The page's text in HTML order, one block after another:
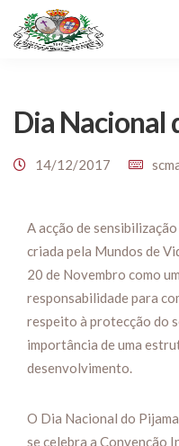
Dia Nacional
14/12/2017
A acção de
criada pela Mundos de
20 de Novembro como
responsabilidade para
respeito à protecção do
importância de uma
desenvolvimento.
O Dia Nacional do
se celebra a Convenção